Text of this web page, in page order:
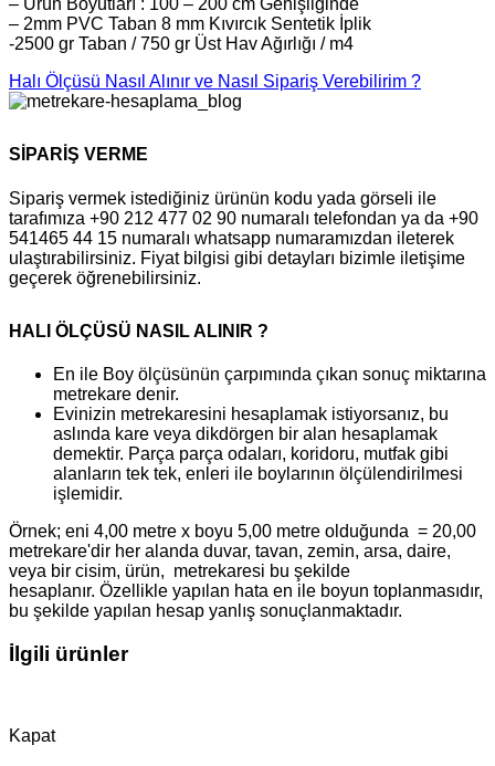
– Ürün Boyutları : 100 – 200 cm Genişliğinde
– 2mm PVC Taban 8 mm Kıvırcık Sentetik İplik
-2500 gr Taban / 750 gr Üst Hav Ağırlığı / m4
Halı Ölçüsü Nasıl Alınır ve Nasıl Sipariş Verebilirim ?
SİPARİŞ VERME
Sipariş vermek istediğiniz ürünün kodu yada görseli ile
tarafımıza +90 212 477 02 90 numaralı telefondan ya da +90
541465 44 15 numaralı whatsapp numaramızdan ileterek
ulaştırabilirsiniz. Fiyat bilgisi gibi detayları bizimle iletişime
geçerek öğrenebilirsiniz.
HALI ÖLÇÜSÜ NASIL ALINIR ?
En ile Boy ölçüsünün çarpımında çıkan sonuç miktarına
metrekare denir.
Evinizin metrekaresini hesaplamak istiyorsanız, bu
aslında kare veya dikdörgen bir alan hesaplamak
demektir. Parça parça odaları, koridoru, mutfak gibi
alanların tek tek, enleri ile boylarının ölçülendirilmesi
işlemidir.
Örnek; eni 4,00 metre x boyu 5,00 metre olduğunda = 20,00
metrekare'dir her alanda duvar, tavan, zemin, arsa, daire,
veya bir cisim, ürün, metrekaresi bu şekilde
hesaplanır. Özellikle yapılan hata en ile boyun toplanmasıdır,
bu şekilde yapılan hesap yanlış sonuçlanmaktadır.
İlgili ürünler
Kapat